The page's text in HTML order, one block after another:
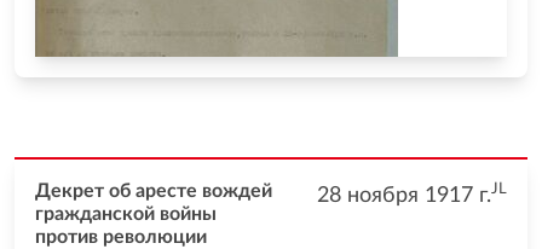
28 ноября 1917 г.JL
Декрет об аресте вождей
гражданской войны
против революции